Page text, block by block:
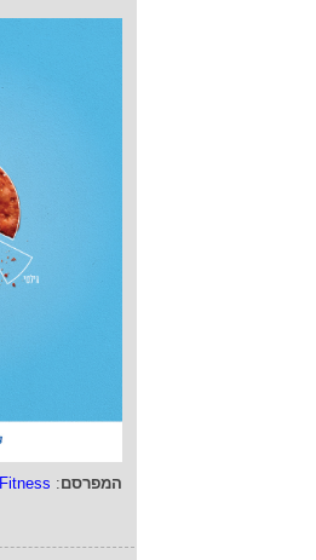
המפרסם:
Fitness